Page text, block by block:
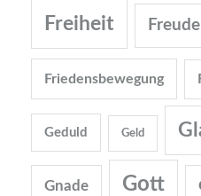
Freiheit Freude
Friedensbewegung
Geduld Geld
Gnade Gott